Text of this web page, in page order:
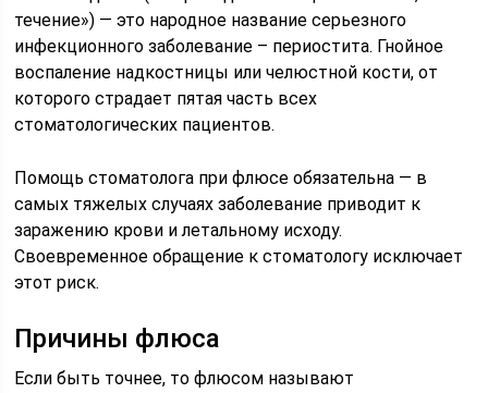
течение») — это народное название серьезного
инфекционного заболевание – периостита. Гнойное
воспаление надкостницы или челюстной кости, от
которого страдает пятая часть всех
стоматологических пациентов.
Помощь стоматолога при флюсе обязательна — в
самых тяжелых случаях заболевание приводит к
заражению крови и летальному исходу.
Своевременное обращение к стоматологу исключает
этот риск.
Причины флюса
Если быть точнее, то флюсом называют